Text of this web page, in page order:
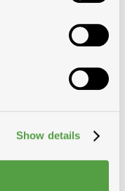
Show details